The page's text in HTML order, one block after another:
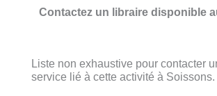
Contactez un libraire disponible
Liste non exhaustive pour contacter
service lié à cette activité à Soissons.